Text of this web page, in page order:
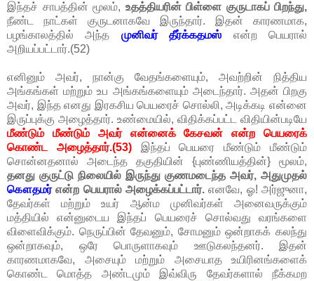
இந்தச் சாபத்தின் மூலம், உதத்தியரின் பிள்ளை குருடாகப் பிறந்து,
நீண்ட நாட்கள் குருடனாகவே இருந்தார். இதன் காரணமாக,
பழங்காலத்தில் அந்த முனிவர் தீர்க்கதமஸ் என்ற பெயரால்
அறியப்பட்டார்.(52)
எனினும் அவர், நான்கு வேதங்களையும், அவற்றின் நித்திய
அங்கங்கள் மற்றும் உப அங்கங்களையும் அடைந்தார். அதன் பிறகு
அவர், இந்த எனது இரகசிய பெயரைச் சொல்லி, அடிக்கடி என்னை
இருப்புக்கு அழைத்தார். உண்மையில், விதிக்கப்பட்ட விதியின்படியே
மீண்டும் மீண்டும் அவர் என்னைக் கேசவன் என்ற பெயரைக்
கொண்ட அழைத்தார்.(53)இந்தப் பெயரை மீண்டும் மீண்டும்
சொன்னதனால் அடைந்த தகுதியின் {புண்ணியத்தின்} மூலம்,
தனது குருட்டு நிலையில் இருந்து குணமடைந்த அவர், அதுமுதல்
கௌதமர்என்ற பெயரால் அழைக்கப்பட்டார். எனவே, ஓ! அர்ஜுனா,
தேவர்கள் மற்றும் உயர் ஆன்ம முனிவர்கள் அனைவருக்கும்
மத்தியில் என்னுடைய இந்தப் பெயரைச் சொல்வது வரங்களை
விளைவிக்கும். நெருப்பின் தேவனும், சோமனும் ஒன்றாகக் கலந்து
ஒன்றாகவும், ஒரே பொருளாகவும் ஊடுகலந்தனர். இதன்
காரணமாகவே, அசையும் மற்றும் அசையாத உயிரினங்களைக்
கொண்ட மொத்த அண்டமும் இவ்விரு தேவர்களால் நீக்கமற